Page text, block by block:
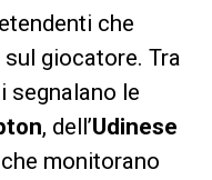
che
giocatore. Tra
segnalano le
, dell’Udinese
monitorano